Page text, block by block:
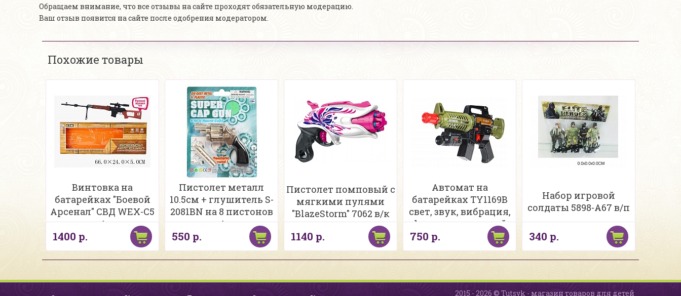
Обращаем внимание, что все отзывы на сайте проходят обязательную модерацию.
Ваш отзыв появится на сайте после одобрения модератором.
Похожие товары
Винтовка на
батарейках "Боевой
Арсенал" СВД WEX-C5
в/к
1400 р.
Пистолет металл
10.5см + глушитель S-
2081BN на 8 пистонов
н/к
550 р.
Пистолет помповый с
мягкими пулями
"BlazeStorm" 7062 в/к
1140 р.
Автомат на
батарейках TY1169B
свет, звук, вибрация,
фонарик, лазерный
прицел в/п
750 р.
Набор игровой
солдаты 5898-A67 в/п
340 р.
2015 - 2026 © Tutsyk - магазин товаров для детей